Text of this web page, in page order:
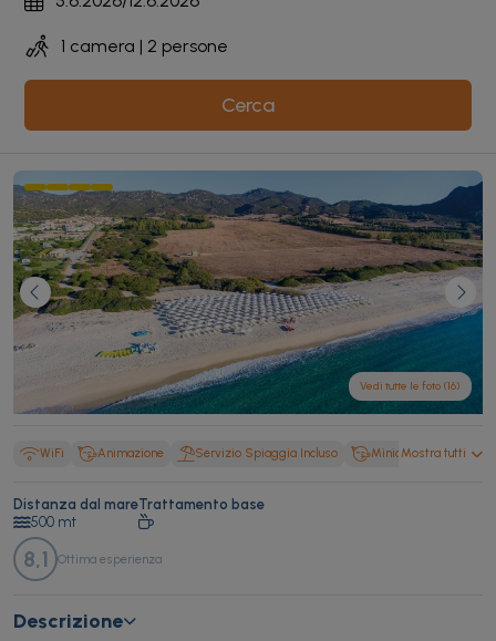
Cerca
Vedi tutte le foto (16)
WiFi Animazione Servizio Spiaggia Incluso Miniclub Tv
Mostra tutti
Distanza dal mare
500 mt
Trattamento base
8,1 Ottima esperienza
Descrizione